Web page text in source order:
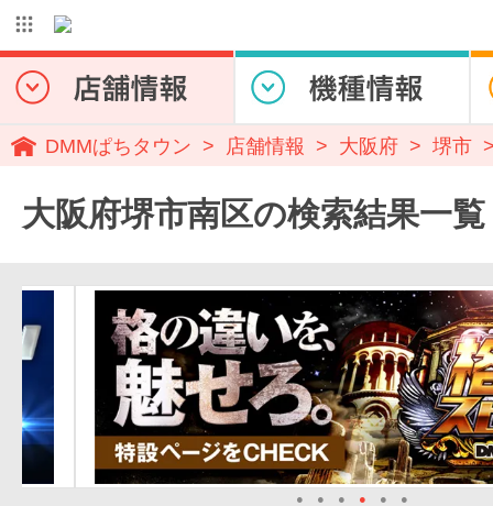
DMMぱちタウン 店舗情報 大阪府 堺市
大阪府堺市南区の検索結果一覧
● ● ● ● ● ●